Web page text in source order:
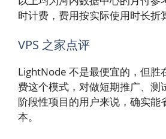
时计费，费用按实际使用时长折
VPS 之家点评
LightNode 不是最便宜的，但胜
费这个模式，对做短期推广、测
阶段性项目的用户来说，确实能
本。